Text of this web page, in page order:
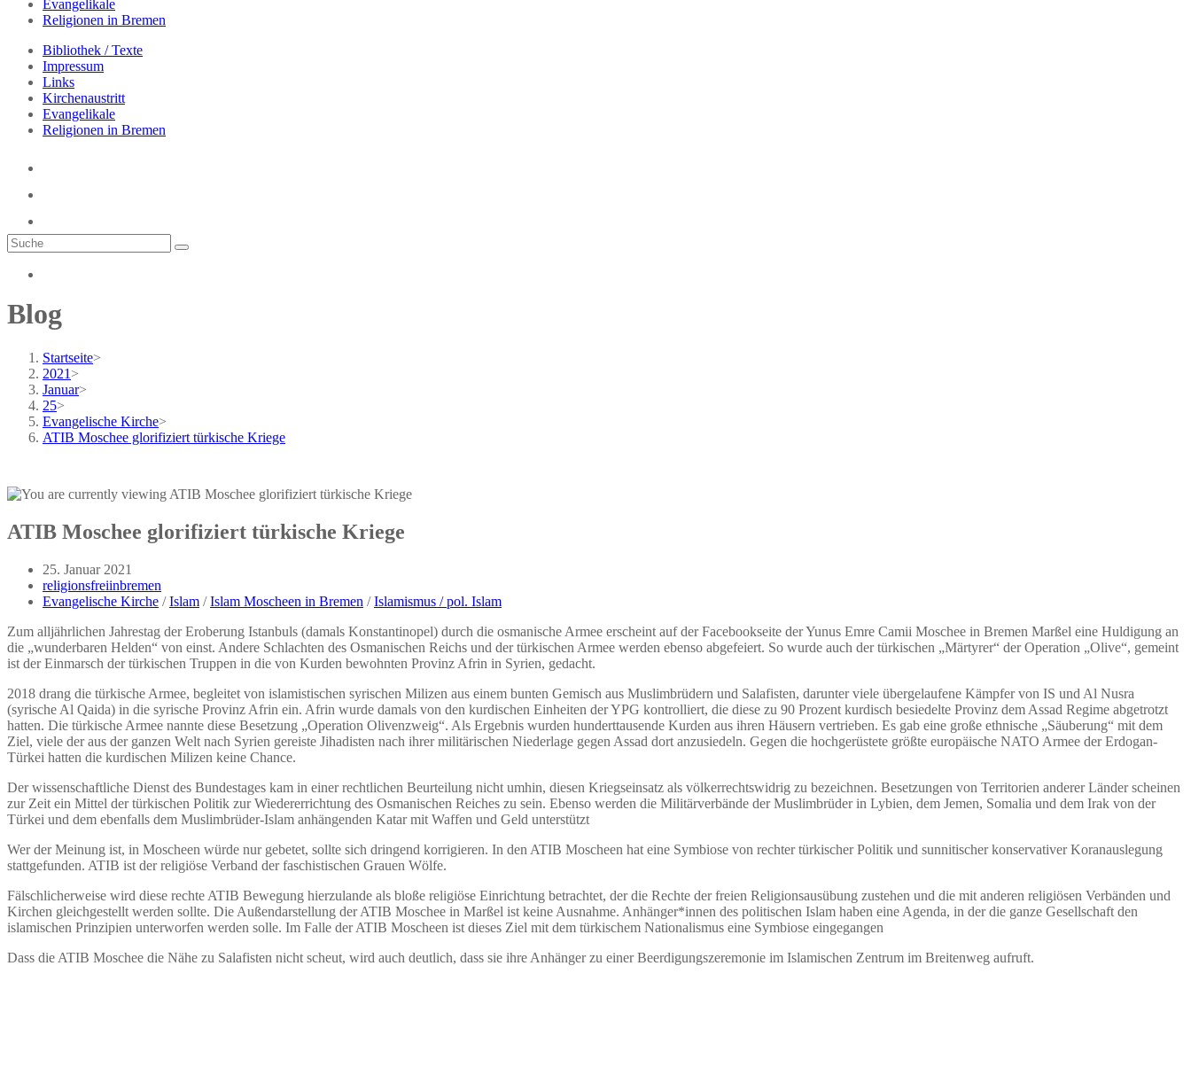
Evangelikale
Religionen in Bremen
Bibliothek / Texte
Impressum
Links
Kirchenaustritt
Evangelikale
Religionen in Bremen
Blog
Startseite>
2021 >
Januar>
25>
Evangelische Kirche>
ATIB Moschee glorifiziert türkische Kriege
ATIB Moschee glorifiziert türkische Kriege
Beitrag
veröffentlicht:
25. Januar 2021
Beitrags-
Autor:
religionsfreiinbremen
Beitrags-
Evangelische Kirche / Islam / Islam Moscheen in Bremen / Islamismus / pol. Islam
Zum alljährlichen Jahrestag der Eroberung Istanbuls (damals Konstantinopel) durch die osmanische Armee erscheint auf der Facebookseite der Yunus Emre Camii Moschee in Bremen Marßel eine Huldigung an
die „wunderbaren Helden“ von einst. Andere Schlachten des Osmanischen Reichs und der türkischen Armee werden ebenso abgefeiert. So wurde auch der türkischen „Märtyrer“ der Operation „Olive“, gemeint
ist der Einmarsch der türkischen Truppen in die von Kurden bewohnten Provinz Afrin in Syrien, gedacht.
2018 drang die türkische Armee, begleitet von islamistischen syrischen Milizen aus einem bunten Gemisch aus Muslimbrüdern und Salafisten, darunter viele übergelaufene Kämpfer von IS und Al Nusra
(syrische Al Qaida) in die syrische Provinz Afrin ein. Afrin wurde damals von den kurdischen Einheiten der YPG kontrolliert, die diese zu 90 Prozent kurdisch besiedelte Provinz dem Assad Regime abgetrotzt
hatten. Die türkische Armee nannte diese Besetzung „Operation Olivenzweig“. Als Ergebnis wurden hunderttausende Kurden aus ihren Häusern vertrieben. Es gab eine große ethnische „Säuberung“ mit dem
Ziel, viele der aus der ganzen Welt nach Syrien gereiste Jihadisten nach ihrer militärischen Niederlage gegen Assad dort anzusiedeln. Gegen die hochgerüstete größte europäische NATO Armee der Erdogan-
Türkei hatten die kurdischen Milizen keine Chance.
Der wissenschaftliche Dienst des Bundestages kam in einer rechtlichen Beurteilung nicht umhin, diesen Kriegseinsatz als völkerrechtswidrig zu bezeichnen. Besetzungen von Territorien anderer Länder scheinen
zur Zeit ein Mittel der türkischen Politik zur Wiedererrichtung des Osmanischen Reiches zu sein. Ebenso werden die Militärverbände der Muslimbrüder in Lybien, dem Jemen, Somalia und dem Irak von der
Türkei und dem ebenfalls dem Muslimbrüder-Islam anhängenden Katar mit Waffen und Geld unterstützt
Wer der Meinung ist, in Moscheen würde nur gebetet, sollte sich dringend korrigieren. In den ATIB Moscheen hat eine Symbiose von rechter türkischer Politik und sunnitischer konservativer Koranauslegung
stattgefunden. ATIB ist der religiöse Verband der faschistischen Grauen Wölfe.
Fälschlicherweise wird diese rechte ATIB Bewegung hierzulande als bloße religiöse Einrichtung betrachtet, der die Rechte der freien Religionsausübung zustehen und die mit anderen religiösen Verbänden und
Kirchen gleichgestellt werden sollte. Die Außendarstellung der ATIB Moschee in Marßel ist keine Ausnahme. Anhänger*innen des politischen Islam haben eine Agenda, in der die ganze Gesellschaft den
islamischen Prinzipien unterworfen werden solle. Im Falle der ATIB Moscheen ist dieses Ziel mit dem türkischem Nationalismus eine Symbiose eingegangen
Dass die ATIB Moschee die Nähe zu Salafisten nicht scheut, wird auch deutlich, dass sie ihre Anhänger zu einer Beerdigungszeremonie im Islamischen Zentrum im Breitenweg aufruft.